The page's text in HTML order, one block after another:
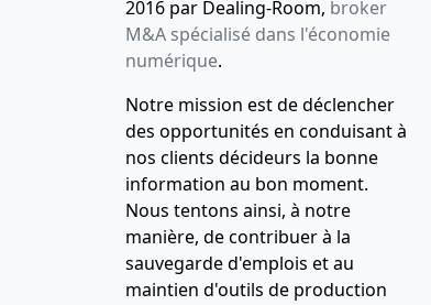
2016 par Dealing-Room, broker
M&A spécialisé dans l'économie
numérique.
Notre mission est de déclencher
des opportunités en conduisant à
nos clients décideurs la bonne
information au bon moment.
Nous tentons ainsi, à notre
manière, de contribuer à la
sauvegarde d'emplois et au
maintien d'outils de production